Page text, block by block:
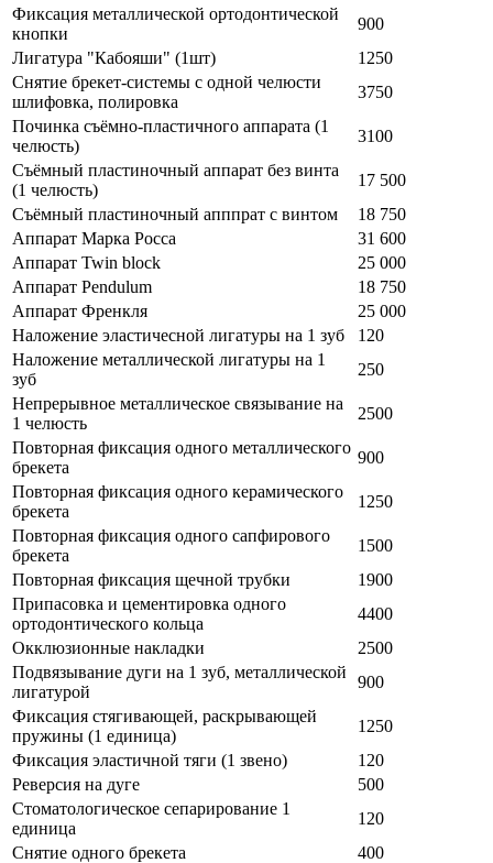
Фиксация металлической ортодонтической
кнопки
900
Лигатура "Кабояши" (1шт)
1250
Снятие брекет-системы с одной челюсти
шлифовка, полировка
3750
Починка съёмно-пластичного аппарата (1
челюсть)
3100
Съёмный пластиночный аппарат без винта
(1 челюсть)
17 500
Съёмный пластиночный апппрат с винтом
18 750
Аппарат Марка Росса
31 600
Аппарат Twin block
25 000
Аппарат Pendulum
18 750
Аппарат Френкля
25 000
Наложение эластичесной лигатуры на 1 зуб
120
Наложение металлической лигатуры на 1
зуб
250
Непрерывное металлическое связывание на
1 челюсть
2500
Повторная фиксация одного металлического
брекета
900
Повторная фиксация одного керамического
брекета
1250
Повторная фиксация одного сапфирового
брекета
1500
Повторная фиксация щечной трубки
1900
Припасовка и цементировка одного
ортодонтического кольца
4400
Окклюзионные накладки
2500
Подвязывание дуги на 1 зуб, металлической
лигатурой
900
Фиксация стягивающей, раскрывающей
пружины (1 единица)
1250
Фиксация эластичной тяги (1 звено)
120
Реверсия на дуге
500
Стоматологическое сепарирование 1
единица
120
Снятие одного брекета
400